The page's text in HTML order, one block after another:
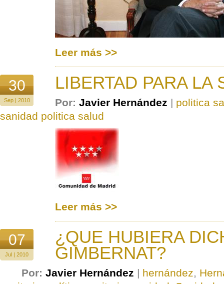
Leer más >>
30
Sep | 2010
LIBERTAD PARA LA
Por: Javier Hernández | politica
sanidad politica salud
Leer más >>
07
Jul | 2010
¿QUE HUBIERA
GIMBERNAT?
Por: Javier Hernández | hernández,